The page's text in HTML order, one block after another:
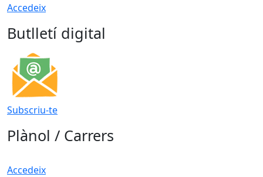
Accedeix
Butlletí digital
Subscriu-te
Plànol / Carrers
Accedeix